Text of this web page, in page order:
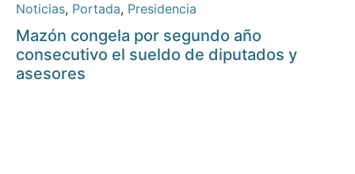
Noticias, Portada, Presidencia
Mazón congela por segundo año
consecutivo el sueldo de diputados y
asesores